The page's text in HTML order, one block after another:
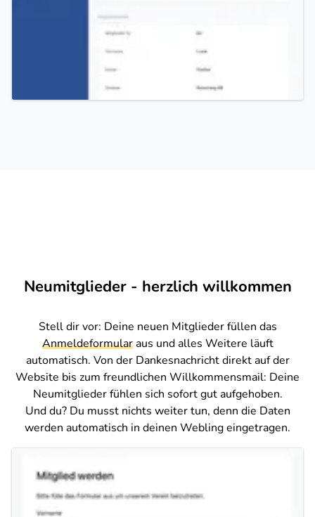
Neumitglieder - herzlich willkommen
Stell dir vor: Deine neuen Mitglieder füllen das
Anmeldeformularaus und alles Weitere läuft
automatisch. Von der Dankesnachricht direkt auf der
Website bis zum freundlichen Willkommensmail: Deine
Neumitglieder fühlen sich sofort gut aufgehoben.
Und du? Du musst nichts weiter tun, denn die Daten
werden automatisch in deinen Webling eingetragen.